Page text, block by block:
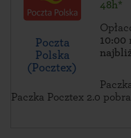
Poczta
Polska
(Pocztex)
48h*
10:00
Paczka Pocztex 2.0